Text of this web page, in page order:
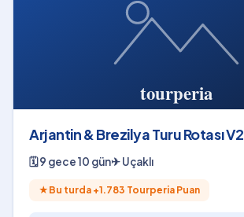
Arjantin & Brezilya Turu Rotası V2
🗓9 gece 10 gün✈Uçaklı
★ Bu turda +1.783 Tourperia Puan